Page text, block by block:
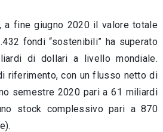
, a fine giugno 2020 il valore totale
fondi “sostenibili” ha superato
di dollari a livello mondiale.
riferimento, con un flusso netto di
semestre 2020 pari a 61 miliardi
stock complessivo pari a 870